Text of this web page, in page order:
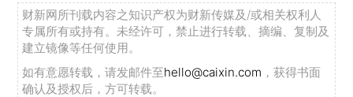
财新网所刊载内容之知识产权为财新传媒及/或相关权利人
专属所有或持有。未经许可，禁止进行转载、摘编、复制及
建立镜像等任何使用。
如有意愿转载，请发邮件至hello@caixin.com ，获得书面
确认及授权后，方可转载。